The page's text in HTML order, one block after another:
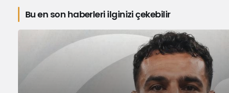
Bu en son haberleri ilginizi çekebilir